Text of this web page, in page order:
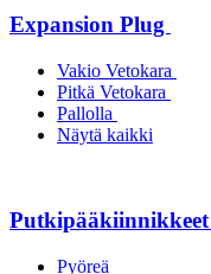
Expansion Plug
Vakio Vetokara
Pitkä Vetokara
Pallolla
Näytä kaikki
Putkipääkiinnikkeet
Pyöreä